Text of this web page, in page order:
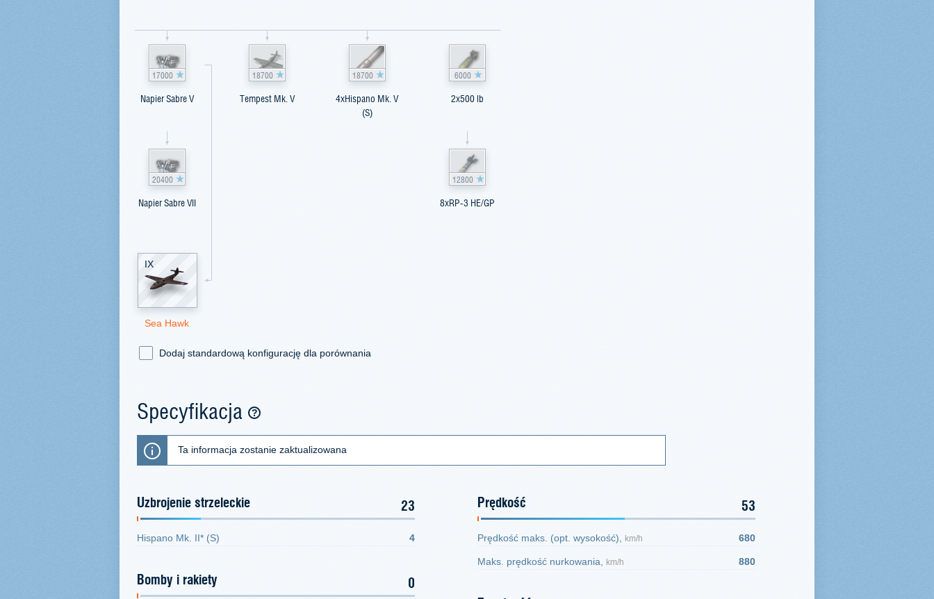
17000
Napier Sabre V
20400
Napier Sabre VII
IX
Sea Hawk
18700
Tempest Mk. V
18700
4xHispano Mk. V
(S)
6000
2x500 lb
12800
8xRP-3 HE/GP
Dodaj standardową konfigurację dla porównania
Specyfikacja
Ta informacja zostanie zaktualizowana
Uzbrojenie strzeleckie 23
Hispano Mk. II* (S) 4
Bomby i rakiety 0
Prędkość 53
Prędkość maks. (opt. wysokość), km/h 680
Maks. prędkość nurkowania, km/h 880